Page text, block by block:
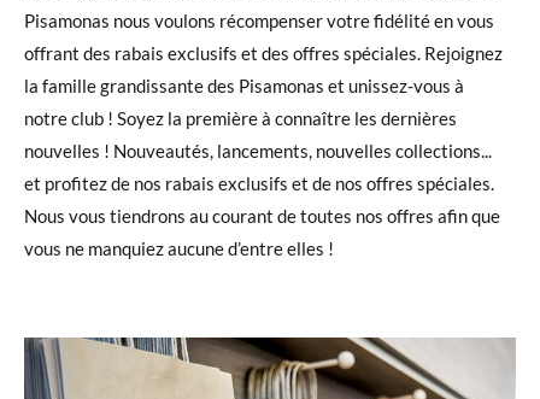
Pisamonas nous voulons récompenser votre fidélité en vous
offrant des rabais exclusifs et des offres spéciales. Rejoignez
la famille grandissante des Pisamonas et unissez-vous à
notre club ! Soyez la première à connaître les dernières
nouvelles ! Nouveautés, lancements, nouvelles collections...
et profitez de nos rabais exclusifs et de nos offres spéciales.
Nous vous tiendrons au courant de toutes nos offres afin que
vous ne manquiez aucune d’entre elles !